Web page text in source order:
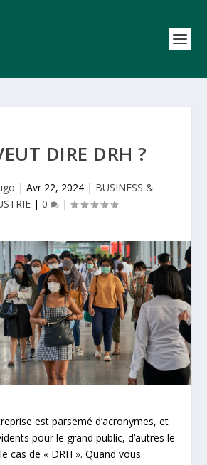
DIRE DRH ?
| Avr 22, 2024 | BUSINESS &
| 0 |
est parsemé d’acronymes, et
pour le grand public, d’autres le
cas de « DRH ». Quand vous